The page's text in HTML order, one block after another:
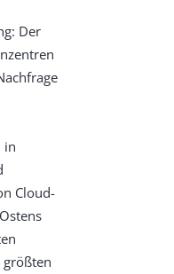
Der
in
Cloud-
größten